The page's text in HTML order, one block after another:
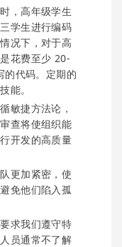
，高年级学生
学生进行编码
况下，对于高
花费至少 20-
的代码。定期的
能。
敏捷方法论，
查将使组织能
开发的高质量
更加紧密，使
免他们陷入孤
求我们遵守特
员通常不了解